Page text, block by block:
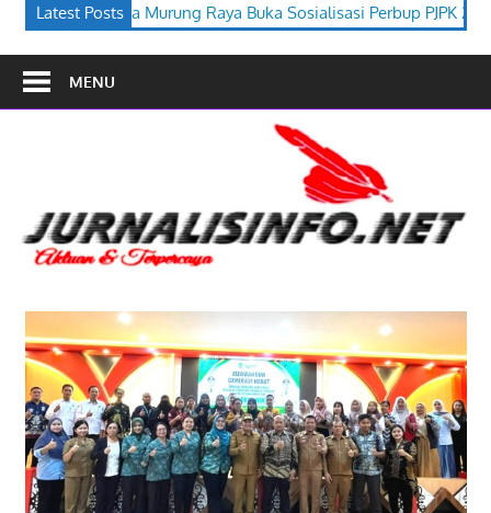
Latest Posts
Buka Sosialisasi Perbup PJPK 2026–2030 Festival Budaya
MENU